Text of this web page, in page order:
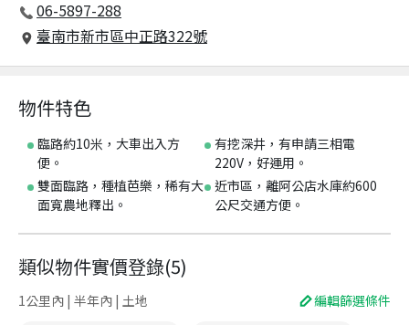
06-5897-288
臺南市新市區中正路322號
物件特色
臨路約10米，大車出入方
便。
有挖深井，有申請三相電
220V，好運用。
雙面臨路，種植芭樂，稀有大
面寬農地釋出。
近市區，離阿公店水庫約600
公尺交通方便。
類似物件實價登錄(5)
1公里內 | 半年內 | 土地 編輯篩選條件